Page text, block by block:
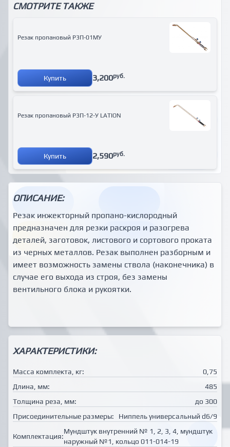
СМОТРИТЕ ТАКЖЕ
Резак пропановый Р3П-01МУ
Купить 3,200руб.
Резак пропановый Р3П-12-У LATION
Купить 2,590руб.
ОПИСАНИЕ:
Резак инжекторный пропано-кислородный
предназначен для резки раскроя и разогрева
деталей, заготовок, листового и сортового проката
из черных металлов. Резак выполнен разборным и
имеет возможность замены ствола (наконечника) в
случае его выхода из строя, без замены
вентильного блока и рукоятки.
ХАРАКТЕРИСТИКИ:
Масса комплекта, кг:
0,75
Длина, мм:
485
Толщина реза, мм:
до 300
Присоединительные размеры:
Ниппель универсальный d6/9
Комплектация:
Мундштук внутренний № 1, 2, 3, 4, мундштук
наружный №1, кольцо 011-014-19